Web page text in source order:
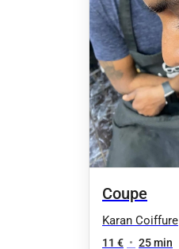
Coupe
Karan Coiffure
11 € • 25 min